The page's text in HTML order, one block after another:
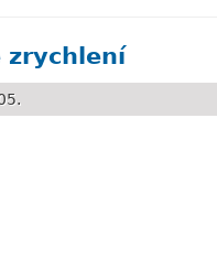
zrychlení